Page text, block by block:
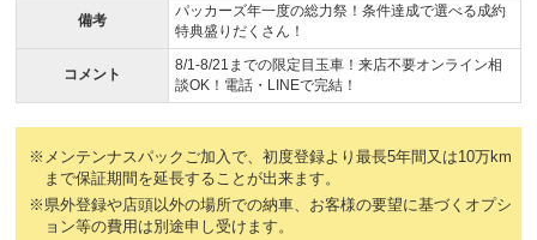
備考
パッカーズ年一度の総力祭！条件達成で選べる成約
特典盛りだくさん！
コメント
8/1-8/21までの限定目玉車！来店不要オンライン相
談OK！電話・LINEで完結！
※メンテンナスパックご加入で、初度登録より最長5年間又は10万km
まで保証期間を延長することが出来ます。
※県外登録や店頭以外の場所での納車、お客様の要望に基づくオプシ
ョン等の費用は別途申し受けます。